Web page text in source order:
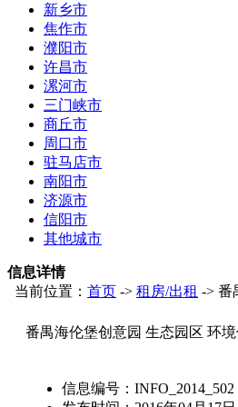
新乡市
焦作市
濮阳市
许昌市
漯河市
三门峡市
商丘市
周口市
驻马店市
南阳市
济源市
信阳市
其他城市
信息详情
当前位置： 首页 -> 租房/出租 -> 番
番禺海伦堡创意园 生态园区 环
信息编号： INFO_2014_502